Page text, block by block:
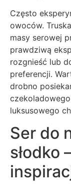
Często
owoców.
masy serowej
prawdziwą
rozgnieść lub
preferencji.
drobno
luksusowego
Ser do
słodko